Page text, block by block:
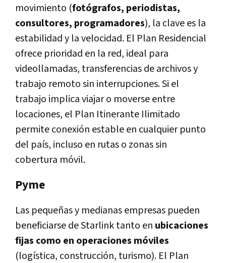
movimiento (fotógrafos, periodistas,
consultores, programadores), la clave es la
estabilidad y la velocidad. El Plan Residencial
ofrece prioridad en la red, ideal para
videollamadas, transferencias de archivos y
trabajo remoto sin interrupciones. Si el
trabajo implica viajar o moverse entre
locaciones, el Plan Itinerante Ilimitado
permite conexión estable en cualquier punto
del país, incluso en rutas o zonas sin
cobertura móvil.
Pyme
Las pequeñas y medianas empresas pueden
beneficiarse de Starlink tanto en ubicaciones
fijas como en operaciones móviles
(logística, construcción, turismo). El Plan